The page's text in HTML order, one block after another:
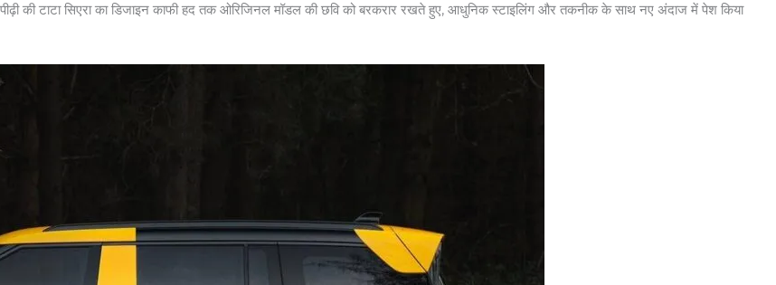
की टाटा सिएरा का डिजाइन काफी हद तक ओरिजिनल मॉडल की छवि को बरकरार रखते हुए, आधुनिक स्टाइलिंग और तकनीक के साथ नए अंदाज में पेश किया